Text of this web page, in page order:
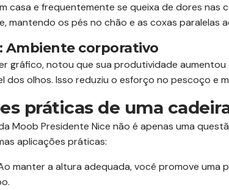
casa e frequentemente se queixa de dores nas
mantendo os pés no chão e as coxas paralelas
Ambiente corporativo
gráfico, notou que sua produtividade
dos olhos. Isso reduziu o esforço no pescoço e
práticas de uma
Moob Presidente Nice não é apenas uma
aplicações práticas:
manter a altura adequada, você promove uma